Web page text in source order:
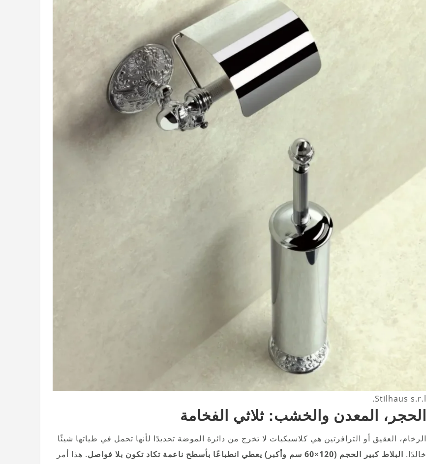
Stilhaus s.r.l.
الحجر، المعدن والخشب: ثلاثي الفخامة
الرخام، العقيق أو الترافرتين هي كلاسيكيات لا تخرج من دائرة الموضة تحديدًا لأنها تحمل في طياتها شيئًا
خالدًا. البلاط كبير الحجم (120×60 سم وأكبر) يعطي انطباعًا بأسطح ناعمة تكاد تكون بلا فواصل
. هذا أمر